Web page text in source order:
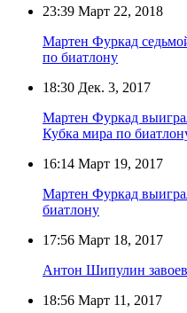
23:39 Март 22, 2018
Мартен Фуркад
по биатлону
18:30 Дек. 3, 2017
Мартен Фуркад
Кубка мира по
16:14 Март 19, 2017
Мартен Фуркад
биатлону
17:56 Март 18, 2017
Антон Шипулин
18:56 Март 11, 2017